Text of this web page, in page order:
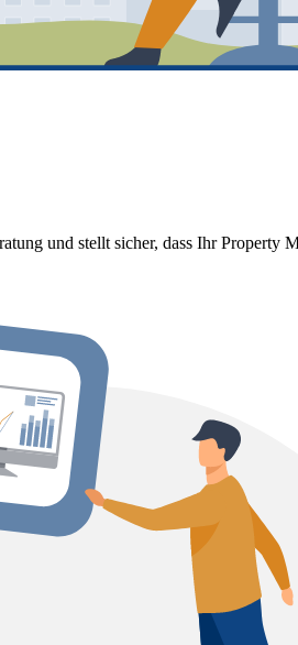
und stellt sicher, dass Ihr Property